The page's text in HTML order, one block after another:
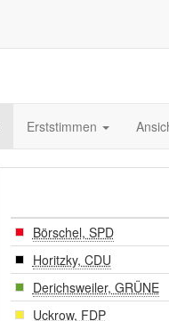
Erststimmen
Börschel, SPD
Horitzky, CDU
Derichsweiler, GRÜNE
Uckrow, FDP